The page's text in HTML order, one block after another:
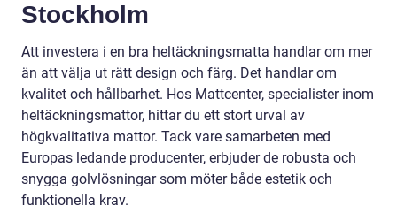
Stockholm
Att investera i en bra heltäckningsmatta handlar om mer
än att välja ut rätt design och färg. Det handlar om
kvalitet och hållbarhet. Hos Mattcenter, specialister inom
heltäckningsmattor, hittar du ett stort urval av
högkvalitativa mattor. Tack vare samarbeten med
Europas ledande producenter, erbjuder de robusta och
snygga golvlösningar som möter både estetik och
funktionella krav.